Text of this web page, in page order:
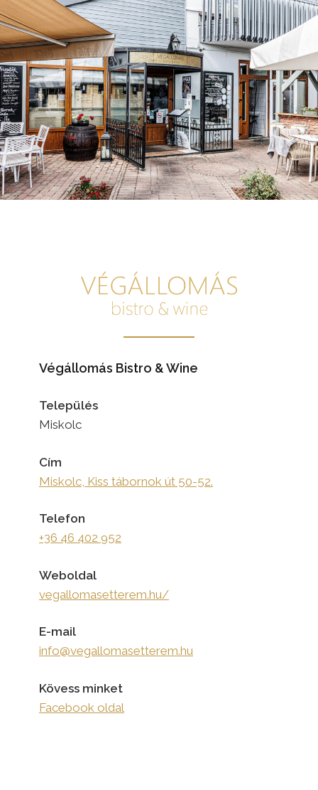
Végállomás Bistro & Wine
Település
Miskolc
Cím
Miskolc, Kiss tábornok út 50-52.
Telefon
+36 46 402 952
Weboldal
vegallomasetterem.hu/
E-mail
info@vegallomasetterem.hu
Kövess minket
Facebook oldal